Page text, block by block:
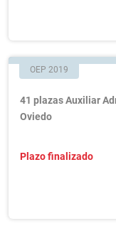
OEP 2019
41 plazas Auxiliar
Oviedo
Plazo finalizado